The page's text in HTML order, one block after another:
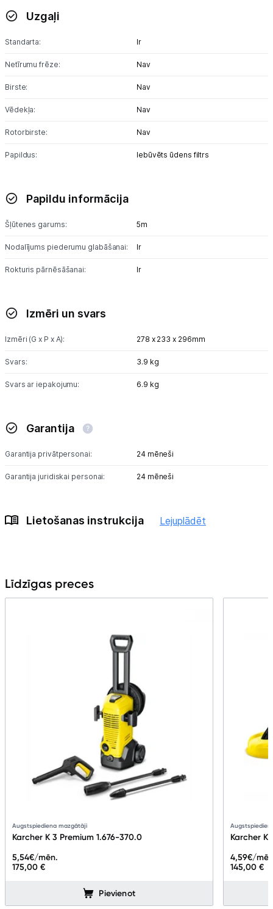
Uzgaļi
Standarta: Ir
Netīrumu frēze: Nav
Birste: Nav
Vēdekļa: Nav
Rotorbirste: Nav
Papildus: Iebūvēts ūdens filtrs
Papildu informācija
Šļūtenes garums: 5m
Nodalījums piederumu glabāšanai: Ir
Rokturis pārnēsāšanai: Ir
Izmēri un svars
Izmēri (G x P x A): 278 x 233 x 296mm
Svars: 3.9 kg
Svars ar iepakojumu: 6.9 kg
Garantija
Garantija privātpersonai: 24 mēneši
Garantija juridiskai personai: 24 mēneši
Lietošanas instrukcija Lejuplādēt
Līdzīgas preces
Augstspiediena mazgātāji
Karcher K 3 Premium 1.676-370.0
175,00 €
5,54€/mēn.
Pievienot
Karcher K
145,00 €
4,59€/